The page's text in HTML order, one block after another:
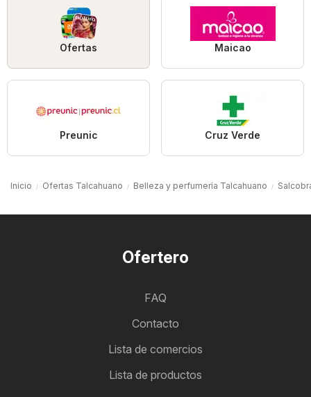
Ofertas Maicao
Preunic Cruz Verde
Inicio Ofertas Talcahuano Belleza y perfumería Talcahuano
Ofertero
FAQ
Contacto
Lista de comercios
Lista de productos